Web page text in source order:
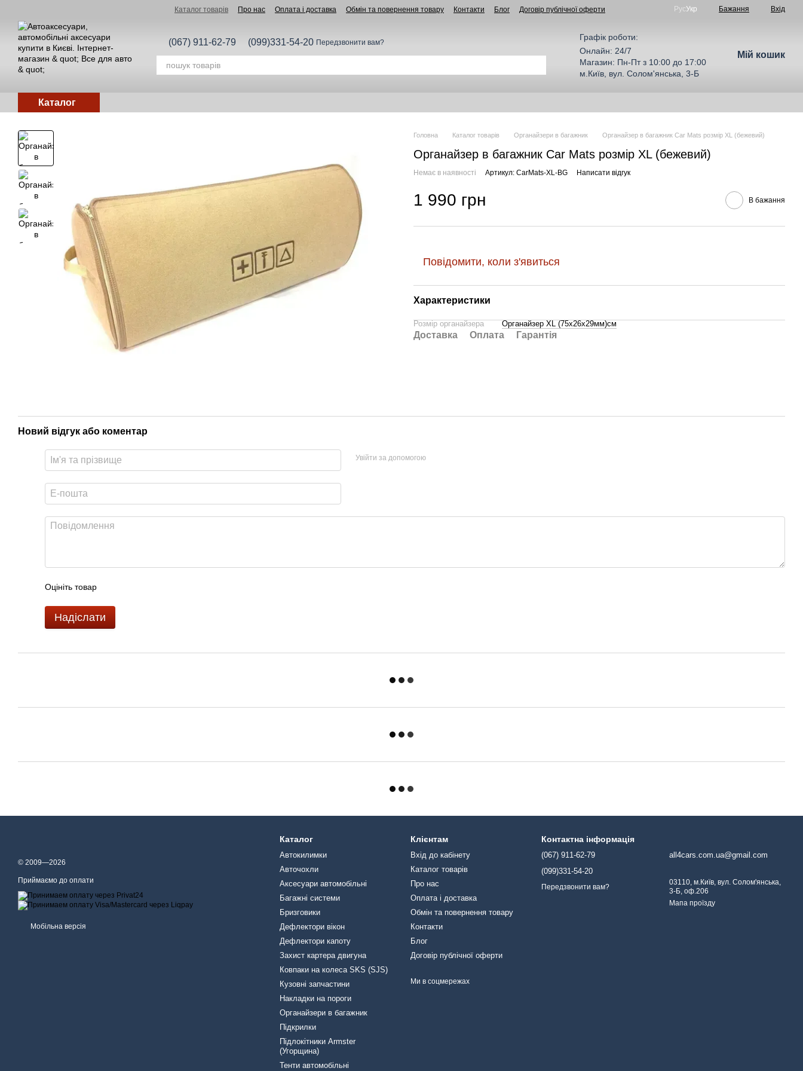
Каталог товарів Про нас Оплата і доставка Обмін та повернення товару Контакти Блог Договір публічної оферти РусУкр Бажання Вхід
(067) 911-62-79 (099)331-54-20 Передзвонити вам?
Графік роботи:
Онлайн: 24/7
Магазин: Пн-Пт з 10:00 до 17:00
м.Київ, вул. Солом'янська, 3-Б
Мій кошик
Каталог
Головна Каталог товарів Органайзери в багажник Органайзер в багажник Car Mats розмір XL (бежевий)
Органайзер в багажник Car Mats розмір XL (бежевий)
Немає в наявності Артикул: CarMats-XL-BG Написати відгук
1 990 грн В бажання
Повідомити, коли з'явиться
Характеристики
Розмір органайзера Органайзер XL (75х26х29мм)cм
Доставка Оплата Гарантія
Новий відгук або коментар
Увійти за допомогою
Оцініть товар
Надіслати
© 2009—2026
Приймаємо до оплати
Мобільна версія
Каталог
Автокилимки
Авточохли
Аксесуари автомобільні
Багажні системи
Бризговики
Дефлектори вікон
Дефлектори капоту
Захист картера двигуна
Ковпаки на колеса SKS (SJS)
Кузовні запчастини
Накладки на пороги
Органайзери в багажник
Підкрилки
Підлокітники Armster
(Угорщина)
Тенти автомобільні
Клієнтам
Вхід до кабінету
Каталог товарів
Про нас
Оплата і доставка
Обмін та повернення товару
Контакти
Блог
Договір публічної оферти
Ми в соцмережах
Контактна інформація
(067) 911-62-79
(099)331-54-20
Передзвонити вам?
all4cars.com.ua@gmail.com
03110, м.Київ, вул. Солом'янська,
3-Б, оф.206
Мапа проїзду